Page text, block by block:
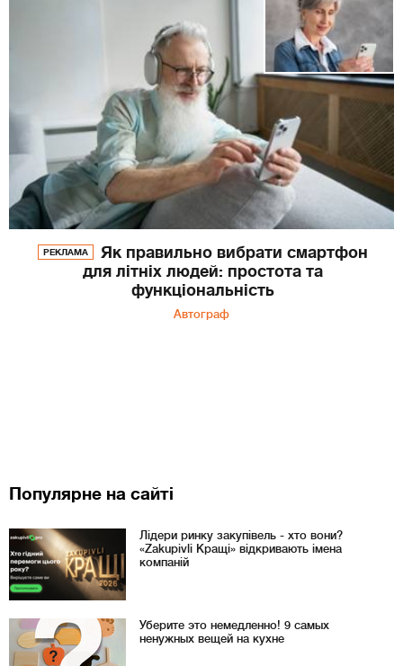
РЕКЛАМА
Як правильно вибрати смартфон
для літніх людей: простота та
функціональність
Автограф
Популярне на сайті
Лідери ринку закупівель - хто вони?
«Zakupivli Кращі» відкривають імена
компаній
Уберите это немедленно! 9 самых
ненужных вещей на кухне